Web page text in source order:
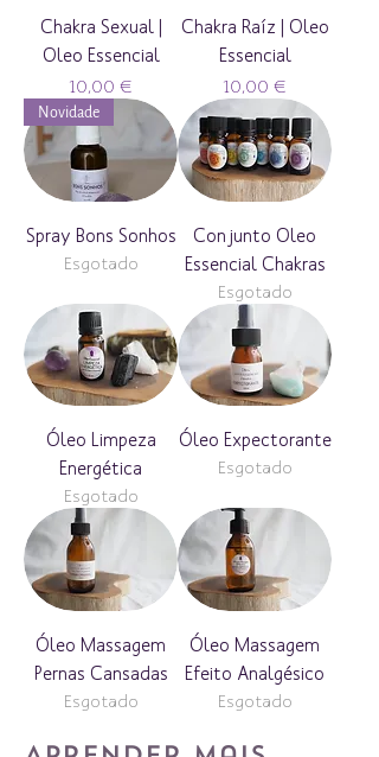
Chakra Sexual |
Oleo Essencial
Preço
10,00 €
Chakra Raíz | Oleo
Essencial
Preço
10,00 €
Novidade
Spray Bons Sonhos
Esgotado
Conjunto Oleo
Essencial Chakras
Esgotado
Óleo Limpeza
Energética
Esgotado
Óleo Expectorante
Esgotado
Óleo Massagem
Pernas Cansadas
Esgotado
Óleo Massagem
Efeito Analgésico
Esgotado